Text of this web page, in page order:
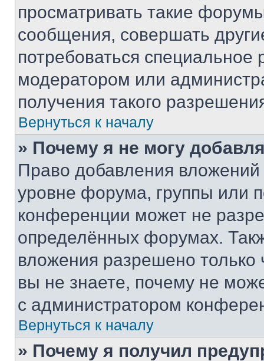
просматривать такие
сообщения, совершать
потребоваться
модератором или
получения такого
Вернуться к началу
» Почему я не могу
Право добавления
уровне форума, группы или
конференции может не
определённых форумах.
вложения разрешено
вы не знаете, почему не
с администратором
Вернуться к началу
» Почему я получил